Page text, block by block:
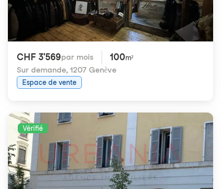
CHF 3'569par mois 100m²
Sur demande, 1207 Genève
Espace de vente
Vérifié